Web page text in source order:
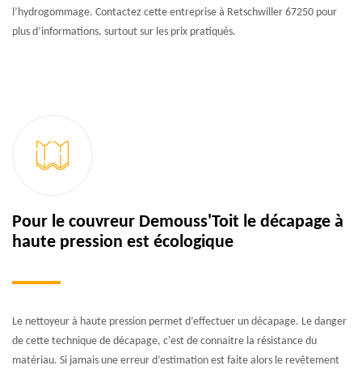
l’hydrogommage. Contactez cette entreprise à Retschwiller 67250 pour
plus d’informations, surtout sur les prix pratiqués.
Pour le couvreur Demouss'Toit le décapage à
haute pression est écologique
Le nettoyeur à haute pression permet d’effectuer un décapage. Le danger
de cette technique de décapage, c'est de connaitre la résistance du
matériau. Si jamais une erreur d’estimation est faite alors le revêtement